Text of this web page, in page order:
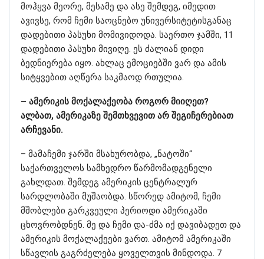
მოჰყვა მეორე, მესამე და ასე შემდეგ, იმედით
ავივსე, რომ ჩემი საოცნებო უნივერსიტეტისგანაც
დადებითი პასუხი მომივიდოდა. საერთო ჯამში, 11
დადებითი პასუხი მივიღე. ეს ძალიან დიდი
ბედნიერება იყო. ახლაც ემოციებში ვარ და ამის
სიტყვებით აღწერა საკმაოდ რთულია.
– ამერიკის მოქალაქეობა როგორ მიიღეთ?
ალბათ, ამერიკაზე შემთხვევით არ შეგიჩერებიათ
არჩევანი.
– მამაჩემი ჯარში მსახურობდა, „ნატოში“
საქართველოს სამხედრო წარმომადგენელი
გახლდათ. შემდეგ ამერიკის ცენტრალურ
სარდლობაში მუშაობდა. სწორედ ამიტომ, ჩემი
მშობლები გარკვეული პერიოდი ამერიკაში
ცხოვრობდნენ. მე და ჩემი და-ძმა იქ დავიბადეთ და
ამერიკის მოქალაქეები ვართ. ამიტომ ამერიკაში
სწავლის გაგრძელება ყოველთვის მინდოდა. 7